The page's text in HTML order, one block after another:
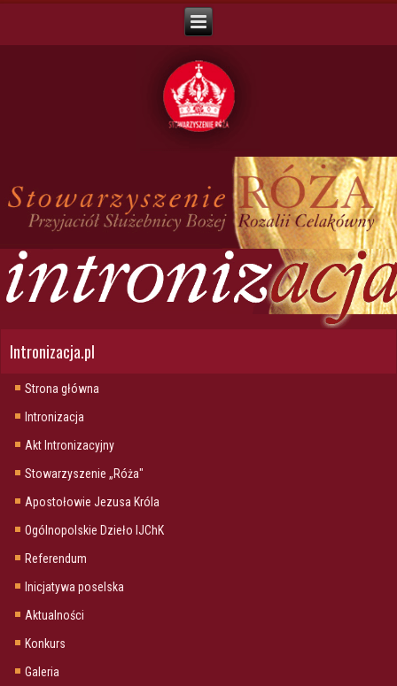
Intronizacja.pl
Strona główna
Intronizacja
Akt Intronizacyjny
Stowarzyszenie „Róża"
Apostołowie Jezusa Króla
Ogólnopolskie Dzieło IJChK
Referendum
Inicjatywa poselska
Aktualności
Konkurs
Galeria